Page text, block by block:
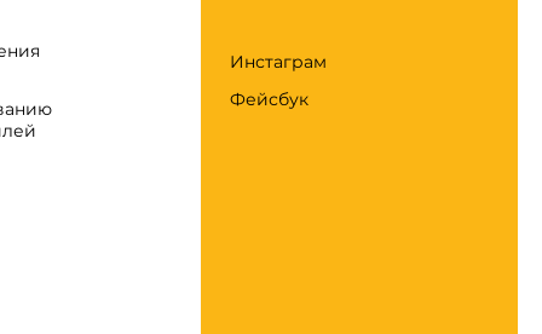
Инстаграм
Фейсбук